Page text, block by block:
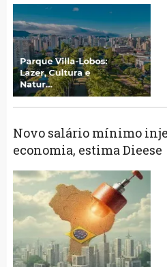
Novo salário mínimo
economia, estima Dieese